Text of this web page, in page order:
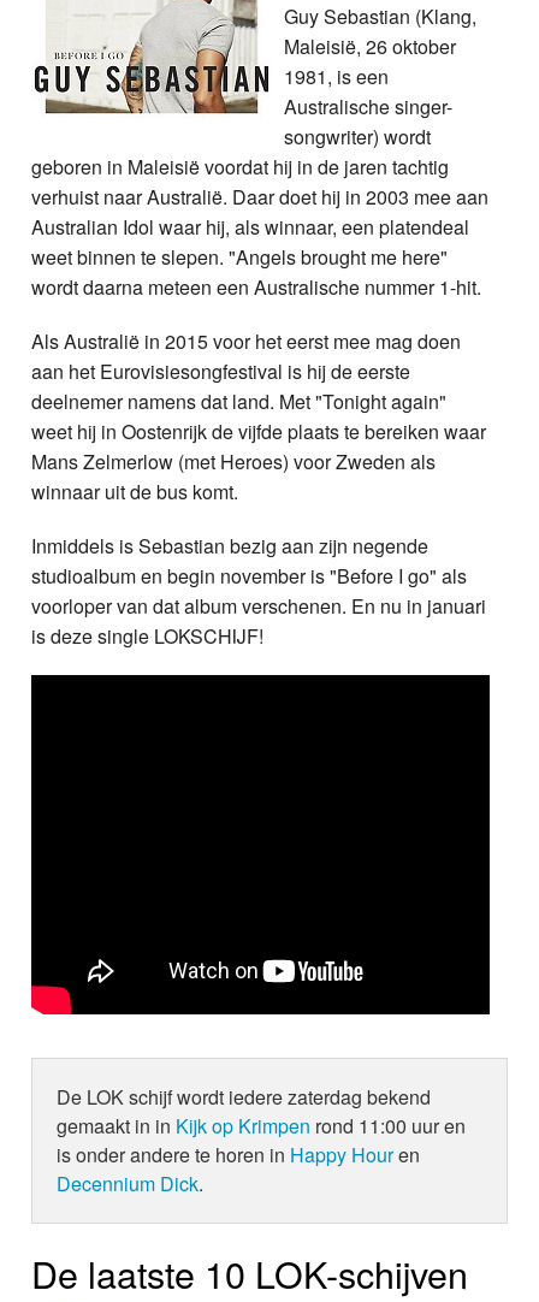
Guy Sebastian (Klang,
Maleisië, 26 oktober
1981, is een
Australische singer-
songwriter) wordt
geboren in Maleisië voordat hij in de jaren tachtig
verhuist naar Australië. Daar doet hij in 2003 mee aan
Australian Idol waar hij, als winnaar, een platendeal
weet binnen te slepen. "Angels brought me here"
wordt daarna meteen een Australische nummer 1-hit.
Als Australië in 2015 voor het eerst mee mag doen
aan het Eurovisiesongfestival is hij de eerste
deelnemer namens dat land. Met "Tonight again"
weet hij in Oostenrijk de vijfde plaats te bereiken waar
Mans Zelmerlow (met Heroes) voor Zweden als
winnaar uit de bus komt.
Inmiddels is Sebastian bezig aan zijn negende
studioalbum en begin november is "Before I go" als
voorloper van dat album verschenen. En nu in januari
is deze single LOKSCHIJF!
De LOK schijf wordt iedere zaterdag bekend
gemaakt in in Kijk op Krimpen rond 11:00 uur en
is onder andere te horen in Happy Houren
Decennium Dick.
De laatste 10 LOK-schijven